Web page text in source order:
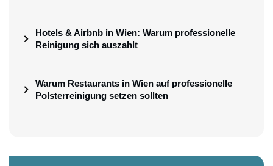
Hotels & Airbnb in Wien: Warum professionelle
Reinigung sich auszahlt
Warum Restaurants in Wien auf professionelle
Polsterreinigung setzen sollten